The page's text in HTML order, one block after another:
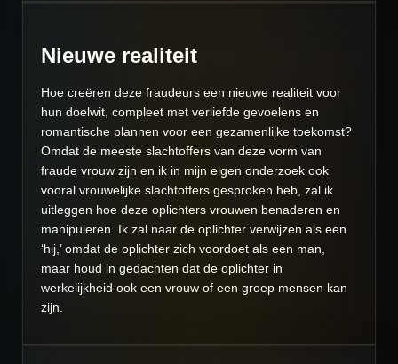
Nieuwe realiteit
Hoe creëren deze fraudeurs een nieuwe realiteit voor
hun doelwit, compleet met verliefde gevoelens en
romantische plannen voor een gezamenlijke toekomst?
Omdat de meeste slachtoffers van deze vorm van
fraude vrouw zijn en ik in mijn eigen onderzoek ook
vooral vrouwelijke slachtoffers gesproken heb, zal ik
uitleggen hoe deze oplichters vrouwen benaderen en
manipuleren. Ik zal naar de oplichter verwijzen als een
‘hij,’ omdat de oplichter zich voordoet als een man,
maar houd in gedachten dat de oplichter in
werkelijkheid ook een vrouw of een groep mensen kan
zijn.